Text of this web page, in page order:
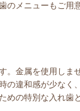
のメニューもご用
。金属を使用しま
の違和感が少な
めの特別な入れ歯